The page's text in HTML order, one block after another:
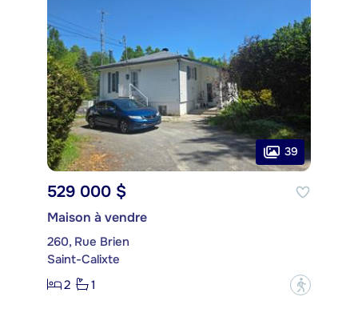
39
529 000 $
Maison à vendre
260, Rue Brien
Saint-Calixte
2
1 ?